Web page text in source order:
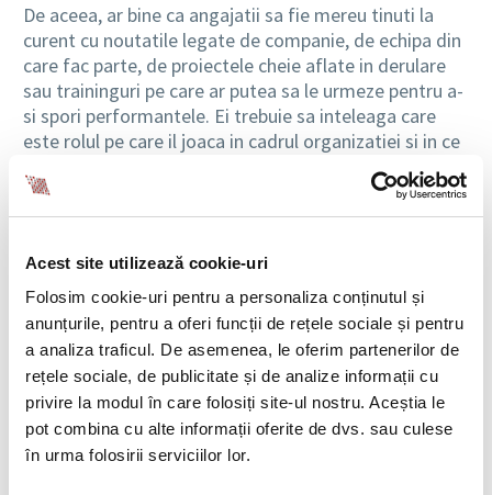
Acest site utilizează cookie-uri
Folosim cookie-uri pentru a personaliza conținutul și
anunțurile, pentru a oferi funcții de rețele sociale și pentru
a analiza traficul. De asemenea, le oferim partenerilor de
rețele sociale, de publicitate și de analize informații cu
privire la modul în care folosiți site-ul nostru. Aceștia le
pot combina cu alte informații oferite de dvs. sau culese
în urma folosirii serviciilor lor.
De aceea, ar bine ca angajatii sa fie mereu tinuti la
curent cu noutatile legate de companie, de echipa din
care fac parte, de proiectele cheie aflate in derulare
sau traininguri pe care ar putea sa le urmeze pentru a-
si spori performantele. Ei trebuie sa inteleaga care
este rolul pe care il joaca in cadrul organizatiei si in ce
masura munca lor contribuie la atingerea scopurilor
de afaceri.
prioritate
Dezvoltarea unei bune comunicari cu angajatii
presupune o munca de lunga durata si o strategie bine
pusa la punct, nu doar initiative de moment. Astfel,
comunicarea trebuie sa fie constanta si consistenta,
sa fie reprezentata de transmiterea unor mesaje
relevante, de interes si cu impact asupra receptorilor
sai.